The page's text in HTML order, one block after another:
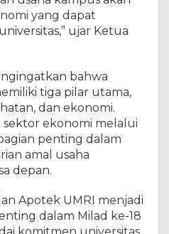
yang dapat
ujar Ketua
bahwa
tiga pilar utama,
dan ekonomi.
ekonomi melalui
penting dalam
amal usaha
depan.
Apotek UMRI menjadi
dalam Milad ke-18
komitmen universitas